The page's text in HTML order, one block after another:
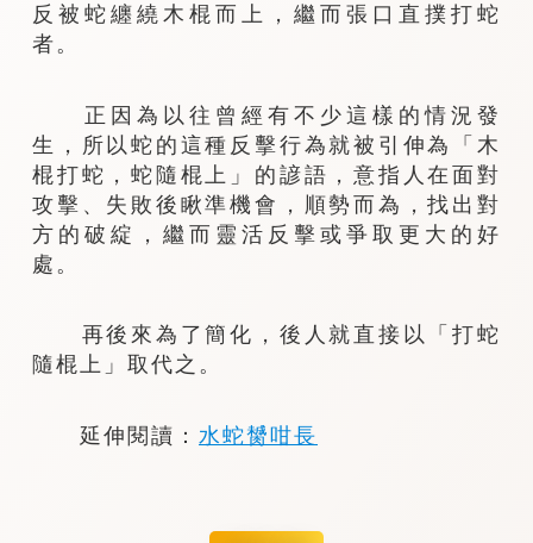
反被蛇纏繞木棍而上，繼而張口直撲打蛇
者。
正因為以往曾經有不少這樣的情況發
生，所以蛇的這種反擊行為就被引伸為「木
棍打蛇，蛇隨棍上」的諺語，意指人在面對
攻擊、失敗後瞅準機會，順勢而為，找出對
方的破綻，繼而靈活反擊或爭取更大的好
處。
再後來為了簡化，後人就直接以「打蛇
隨棍上」取代之。
延伸閱讀： 水蛇膥咁長